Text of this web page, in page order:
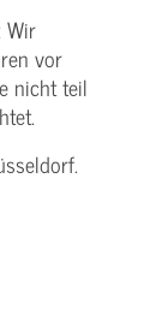
Wir
vor
nicht teil